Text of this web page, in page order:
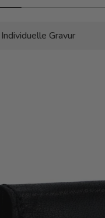
Individuelle Gravur